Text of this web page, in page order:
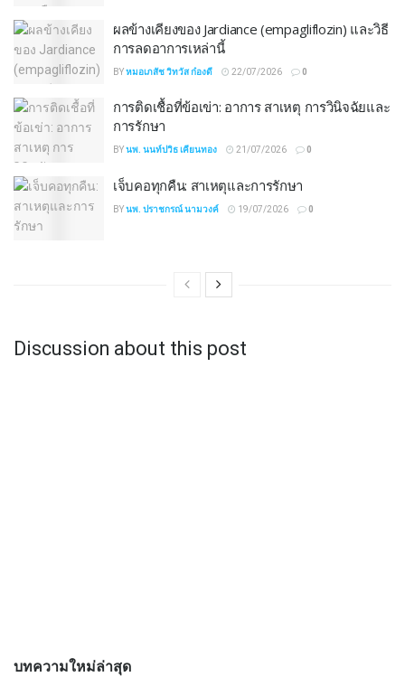
ผลข้างเคียงของ Jardiance (empagliflozin) และวิธี
การลดอาการเหล่านี้
BYหมอเภสัช วิทวัส ก๋องดี 22/07/2026 0
การติดเชื้อที่ข้อเข่า: อาการ สาเหตุ การวินิจฉัยและ
การรักษา
BYนพ. นนท์ปวิธ เคียนทอง 21/07/2026 0
เจ็บคอทุกคืน: สาเหตุและการรักษา
BYนพ. ปราชกรณ์ นามวงค์ 19/07/2026 0
Discussion about this post
บทความใหม่ล่าสุด